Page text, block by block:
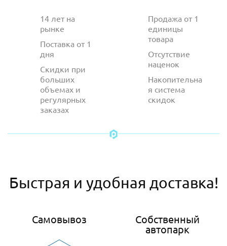
14 лет на
рынке
Поставка от 1
дня
Скидки при
больших
объемах и
регулярных
заказах
Продажа от 1
единицы
товара
Отсутствие
наценок
Накопительна
я система
скидок
Быстрая и удобная доставка!
Самовывоз
Собственный
автопарк